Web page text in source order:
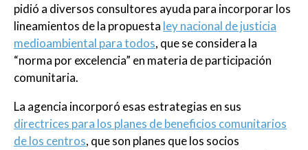
pidió a diversos consultores ayuda para incorporar los
lineamientos de la propuesta ley nacional de justicia
medioambiental para todos, que se considera la
“norma por excelencia” en materia de participación
comunitaria.
La agencia incorporó esas estrategias en sus
directrices para los planes de beneficios comunitarios
de los centros, que son planes que los socios